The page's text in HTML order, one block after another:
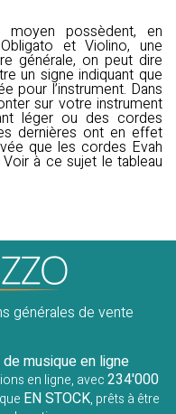
possèdent, en
et Violino, une
générale, on peut dire
un signe indiquant que
pour l’instrument. Dans
sur votre instrument
léger ou des cordes
dernières ont en effet
que les cordes Evah
à ce sujet le tableau
générales de vente
musique en ligne
en ligne, avec234'000
EN STOCK, prêts à être